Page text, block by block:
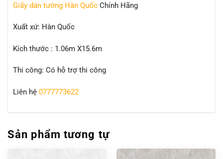
Giấy dán tường Hàn Quốc Chính Hãng
Xuất xứ: Hàn Quốc
Kích thước : 1.06m X15.6m
Thi công: Có hỗ trợ thi công
Liên hệ 0777773622
Sản phẩm tương tự